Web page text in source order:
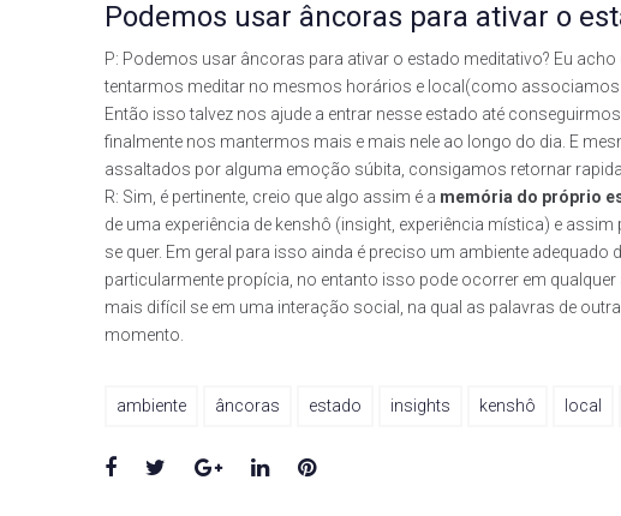
Podemos usar âncoras para ativar o
P: Podemos usar âncoras para ativar o estado meditativo? Eu
tentarmos meditar no mesmos horários e local(como
Então isso talvez nos ajude a entrar nesse estado até
finalmente nos mantermos mais e mais nele ao longo do dia. E
assaltados por alguma emoção súbita, consigamos retornar
R: Sim, é pertinente, creio que algo assim é a memória do próprio
de uma experiência de kenshô (insight, experiência mística) e
se quer. Em geral para isso ainda é preciso um ambiente
particularmente propícia, no entanto isso pode ocorrer em
mais difícil se em uma interação social, na qual as palavras de
momento.
ambiente âncoras estado insights kenshô local
Facebook
TwitterGoogle+LinkedInPinterest